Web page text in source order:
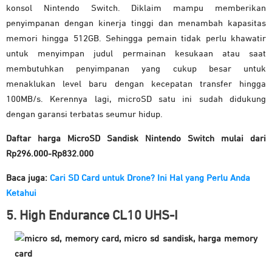
konsol Nintendo Switch. Diklaim mampu memberikan
penyimpanan dengan kinerja tinggi dan menambah kapasitas
memori hingga 512GB. Sehingga pemain tidak perlu khawatir
untuk menyimpan judul permainan kesukaan atau saat
membutuhkan penyimpanan yang cukup besar untuk
menaklukan level baru dengan kecepatan transfer hingga
100MB/s. Kerennya lagi, microSD satu ini sudah didukung
dengan garansi terbatas seumur hidup.
Daftar harga MicroSD Sandisk Nintendo Switch mulai dari
Rp296.000-Rp832.000
Baca juga: Cari SD Card untuk Drone? Ini Hal yang Perlu Anda
Ketahui
5. High Endurance CL10 UHS-I